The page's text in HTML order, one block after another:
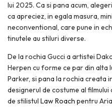
lui 2025. Ca si pana acum,
ca apreciez, in egala masura,
neconventional, care pune in
tinutele au stiluri diverse.
De la rochia Gucci a artistei
Herpen cu forme ce par din alta
Parker, si pana la rochia creata
designerul de costume al filmului
de stilistul Law Roach pentru